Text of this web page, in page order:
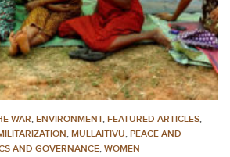
WAR, ENVIRONMENT, FEATURED ARTICLES,
, MULLAITIVU, PEACE AND
AND GOVERNANCE, WOMEN